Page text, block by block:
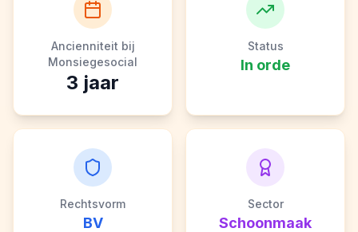
Ancienniteit bij
Monsiegesocial
3 jaar
Status
In orde
Rechtsvorm
BV
Sector
Schoonmaak